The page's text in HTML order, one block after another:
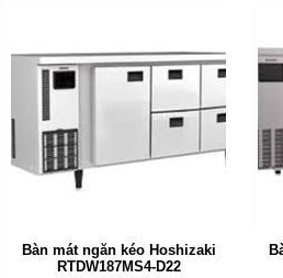
Bàn mát ngăn kéo Hoshizaki
RTDW187MS4-D22